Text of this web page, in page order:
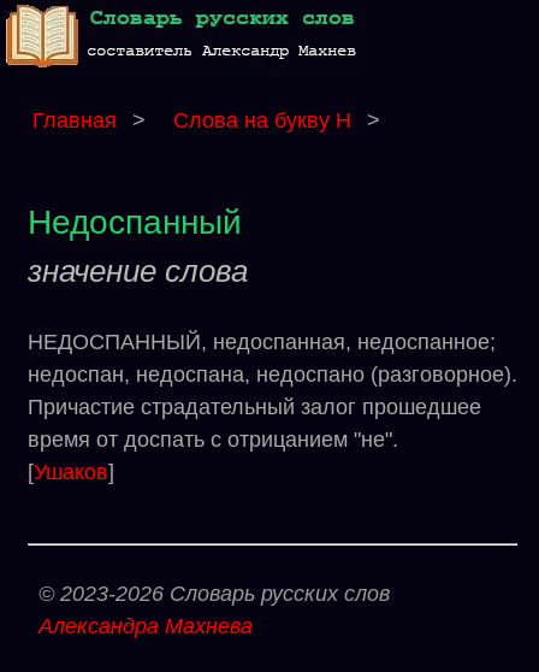
Главная > Слова на букву Н >
Недоспанный
значение слова
НЕДОСПАННЫЙ, недоспанная, недоспанное;
недоспан, недоспана, недоспано (разговорное).
Причастие страдательный залог прошедшее
время от доспать с отрицанием "не".
[Ушаков]
© 2023-2026 Словарь русских слов
Александра Махнева